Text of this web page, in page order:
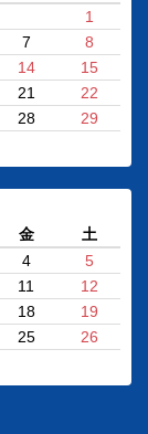
1
7
8
14
15
21
22
28
29
金
土
4
5
11
12
18
19
25
26